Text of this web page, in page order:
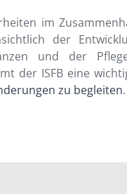
im
der
und der
der ISFB eine
zu begleiten.